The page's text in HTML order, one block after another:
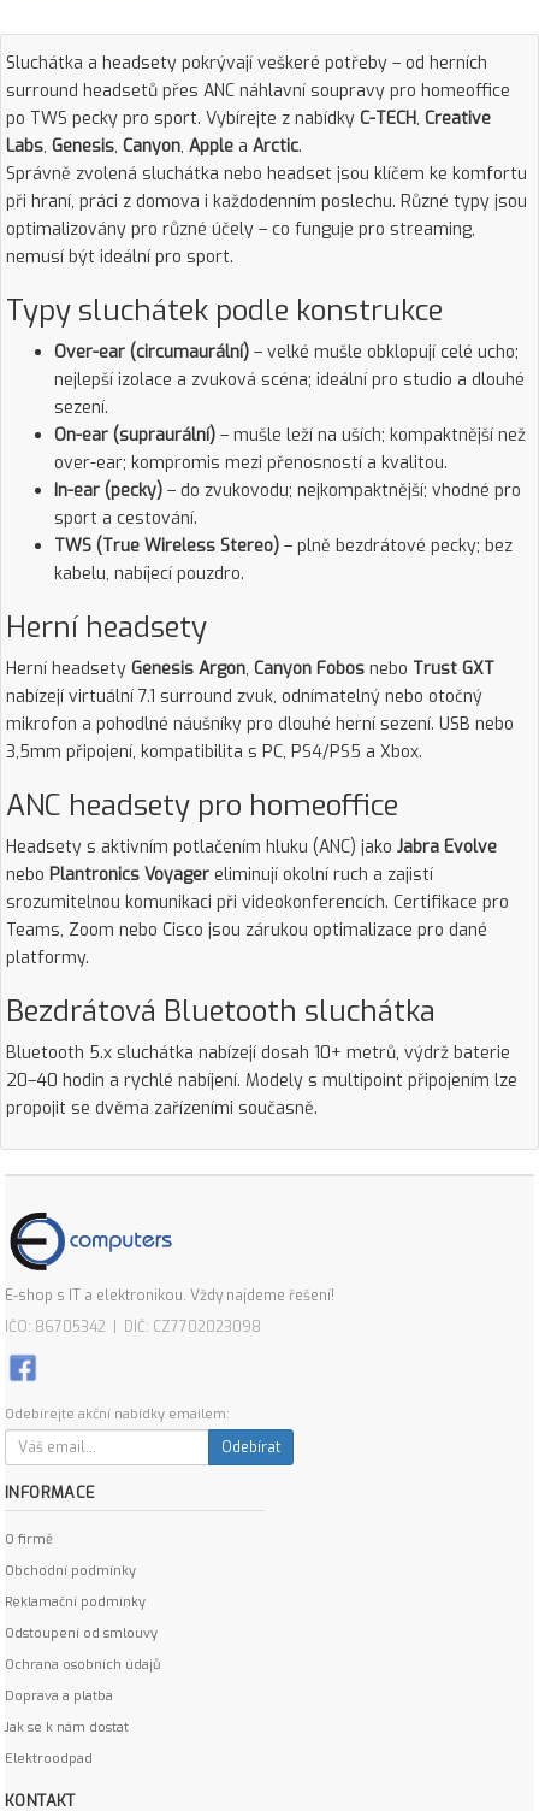
Sluchátka a headsety pokrývají veškeré potřeby – od herních
surround headsetů přes ANC náhlavní soupravy pro homeoffice
po TWS pecky pro sport. Vybírejte z nabídky C-TECH, Creative
Labs, Genesis, Canyon, Apple a Arctic.
Správně zvolená sluchátka nebo headset jsou klíčem ke komfortu
při hraní, práci z domova i každodenním poslechu. Různé typy jsou
optimalizovány pro různé účely – co funguje pro streaming,
nemusí být ideální pro sport.
Typy sluchátek podle konstrukce
Over-ear (circumaurální) – velké mušle obklopují celé ucho;
nejlepší izolace a zvuková scéna; ideální pro studio a dlouhé
sezení.
On-ear (supraurální) – mušle leží na uších; kompaktnější než
over-ear; kompromis mezi přenosností a kvalitou.
In-ear (pecky) – do zvukovodu; nejkompaktnější; vhodné pro
sport a cestování.
TWS (True Wireless Stereo) – plně bezdrátové pecky; bez
kabelu, nabíjecí pouzdro.
Herní headsety
Herní headsety Genesis Argon, Canyon Fobos nebo Trust GXT
nabízejí virtuální 7.1 surround zvuk, odnímatelný nebo otočný
mikrofon a pohodlné náušníky pro dlouhé herní sezení. USB nebo
3,5mm připojení, kompatibilita s PC, PS4/PS5 a Xbox.
ANC headsety pro homeoffice
Headsety s aktivním potlačením hluku (ANC) jako Jabra Evolve
nebo Plantronics Voyager eliminují okolní ruch a zajistí
srozumitelnou komunikaci při videokonferencích. Certifikace pro
Teams, Zoom nebo Cisco jsou zárukou optimalizace pro dané
platformy.
Bezdrátová Bluetooth sluchátka
Bluetooth 5.x sluchátka nabízejí dosah 10+ metrů, výdrž baterie
20–40 hodin a rychlé nabíjení. Modely s multipoint připojením lze
propojit se dvěma zařízeními současně.
E-shop s IT a elektronikou. Vždy najdeme řešení!
IČO: 86705342 | DIČ: CZ7702023098
Odebírejte akční nabídky emailem:
Odebírat
INFORMACE
O firmě
Obchodní podmínky
Reklamační podmínky
Odstoupení od smlouvy
Ochrana osobních údajů
Doprava a platba
Jak se k nám dostat
Elektroodpad
KONTAKT